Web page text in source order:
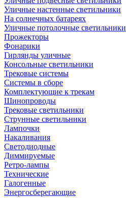
Уличные настенные светильники
На солнечных батареях
Уличные потолочные светильники
Прожекторы
Фонарики
Гирлянды уличные
Консольные светильники
Трековые системы
Системы в сборе
Комплектующие к трекам
Шинопроводы
Трековые светильники
Струнные светильники
Лампочки
Накаливания
Светодиодные
Диммируемые
Ретро-лампы
Технические
Галогенные
Энергосберегающие